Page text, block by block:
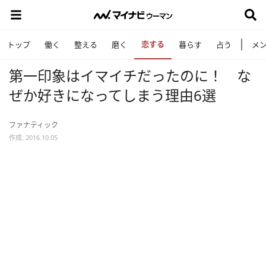
トップ 働く 整える 磨く 恋する 暮らす 占う メ
第一印象はイマイチだったのに！ な
ぜか好きになってしまう理由6選
ファナティック
作成: 2016.10.05